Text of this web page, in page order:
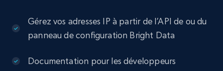
Gérez vos adresses IP à partir de l’API de ou du
panneau de configuration Bright Data
Documentation pour les développeurs